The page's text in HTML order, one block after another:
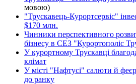
мовою)
"Трускавець-Курортсервіс"
$170 млн.
Чинники перспективного
бізнесу в СЕЗ "Курортополіс
У курортному Трускавці
клімат
У місті "Нафтусі" салюти й
до ранку